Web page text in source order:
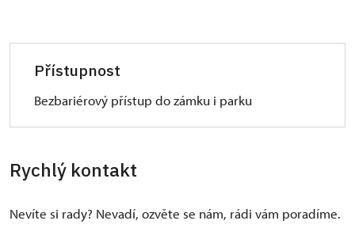
Přístupnost
Bezbariérový přístup do zámku i parku
Rychlý kontakt
Nevíte si rady? Nevadí, ozvěte se nám, rádi vám poradíme.